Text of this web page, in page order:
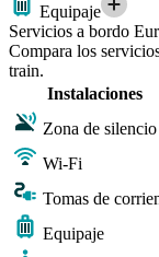
Equipaje
Servicios a bordo
Compara los
train.
Instalaciones
Zona de silencio
Wi-Fi
Tomas de
Equipaje